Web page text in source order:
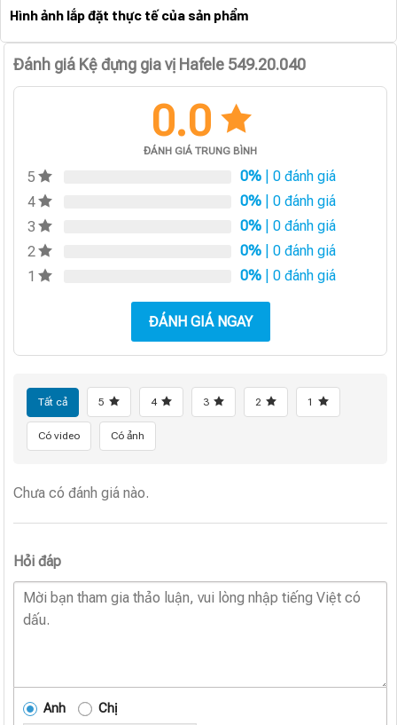
Hình ảnh lắp đặt thực tế của sản phẩm
Đánh giá Kệ đựng gia vị Hafele 549.20.040
0.0
ĐÁNH GIÁ TRUNG BÌNH
5 0% | 0 đánh giá
4
0% | 0 đánh giá
3
0% | 0 đánh giá
2
0% | 0 đánh giá
1
0% | 0 đánh giá
ĐÁNH GIÁ NGAY
Tất cả 5 4 3 2 1
Có video Có ảnh
Chưa có đánh giá nào.
Hỏi đáp
Anh Chị